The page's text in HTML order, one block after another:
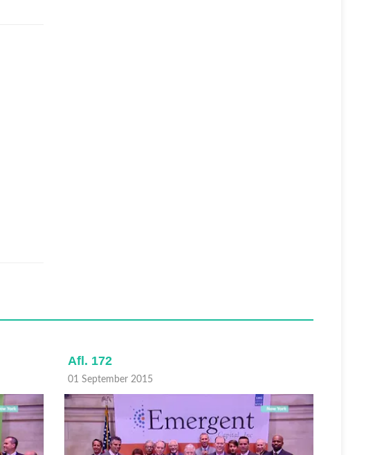
Afl. 172
01 September 2015